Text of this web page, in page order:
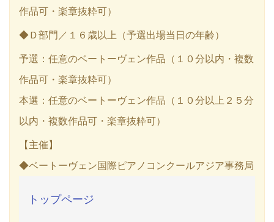
作品可・楽章抜粋可）
◆Ｄ部門／１６歳以上（予選出場当日の年齢）
予選：任意のベートーヴェン作品（１０分以内・複数
作品可・楽章抜粋可）
本選：任意のベートーヴェン作品（１０分以上２５分
以内・複数作品可・楽章抜粋可）
【主催】
◆ベートーヴェン国際ピアノコンクールアジア事務局
トップページ